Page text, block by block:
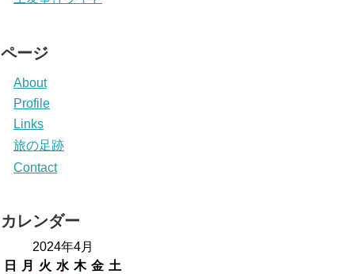
ページ
About
Profile
Links
旅の足跡
Contact
カレンダー
2024年4月
日
月 火 水 木 金 土